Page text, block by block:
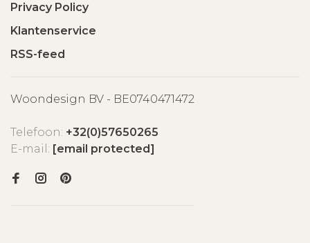
Privacy Policy
Klantenservice
RSS-feed
Woondesign BV - BE0740471472
Telefoon: +32(0)57650265
E-mail: [email protected]